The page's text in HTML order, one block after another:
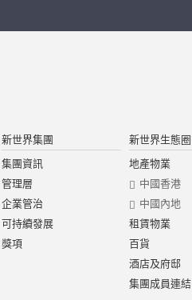
新世界集團
集團資訊
管理層
企業管治
可持續發展
獎項
新世界生態圈
地產物業
中國香港
中國內地
租賃物業
百貨
酒店及府邸
集團成員連結